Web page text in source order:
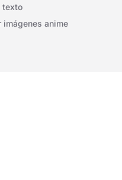
texto
imágenes anime